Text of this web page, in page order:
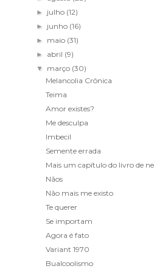
► julho (12)
► junho (16)
► maio (31)
► abril (9)
▼ março (30)
Melancolia Crônica
Teima
Amor existes?
Me desculpa
Imbecil
Semente errada
Mais um capítulo do livro de
Nãos
Não mais me existo
Te querer
Se importam
Agora é fato
Variant 1970
Bualcoolismo